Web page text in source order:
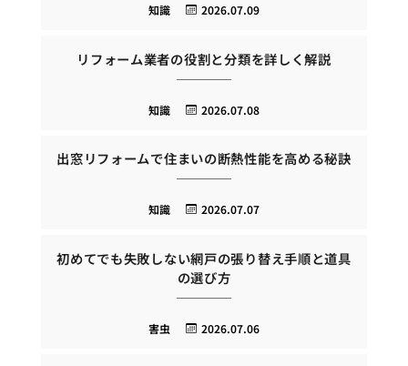
2026.07.09
知識
リフォーム業者の役割と分類を詳しく解説
2026.07.08
知識
出窓リフォームで住まいの断熱性能を高める秘訣
2026.07.07
知識
初めてでも失敗しない網戸の張り替え手順と道具
の選び方
2026.07.06
害虫